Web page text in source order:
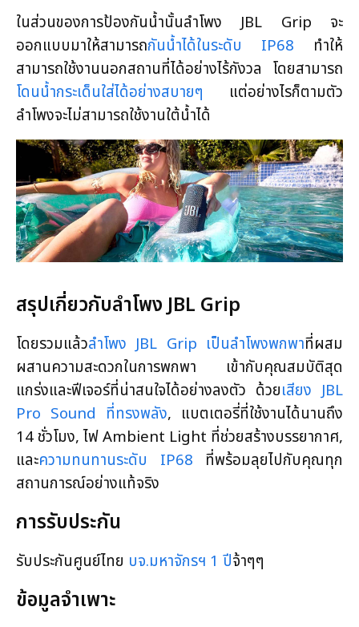
ในส่วนของการป้องกันน้ำนั้นลำโพง JBL Grip จะ
ออกแบบมาให้สามารถกันน้ำได้ในระดับ IP68 ทำให้
สามารถใช้งานนอกสถานที่ได้อย่างไร้กังวล โดยสามารถ
โดนน้ำกระเด็นใส่ได้อย่างสบายๆ แต่อย่างไรก็ตามตัว
ลำโพงจะไม่สามารถใช้งานใต้น้ำได้
สรุปเกี่ยวกับลำโพง JBL Grip
โดยรวมแล้วลำโพง JBL Grip เป็นลำโพงพกพาที่ผสม
ผสานความสะดวกในการพกพา เข้ากับคุณสมบัติสุด
แกร่งและฟีเจอร์ที่น่าสนใจได้อย่างลงตัว ด้วยเสียง JBL
Pro Sound ที่ทรงพลัง, แบตเตอรี่ที่ใช้งานได้นานถึง
14 ชั่วโมง, ไฟ Ambient Light ที่ช่วยสร้างบรรยากาศ,
และความทนทานระดับ IP68 ที่พร้อมลุยไปกับคุณทุก
สถานการณ์อย่างแท้จริง
การรับประกัน
รับประกันศูนย์ไทย บจ.มหาจักรฯ 1 ปีจ้าๆๆ
ข้อมูลจำเพาะ